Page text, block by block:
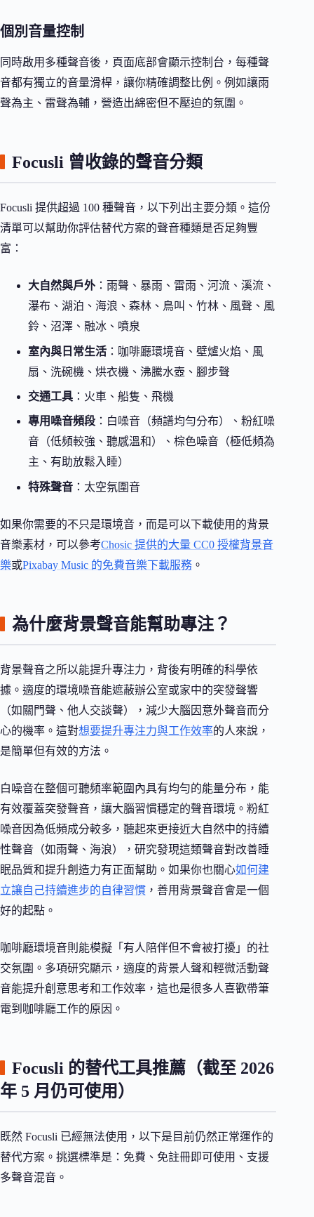
個別音量控制
同時啟用多種聲音後，頁面底部會顯示控制台，每種聲
音都有獨立的音量滑桿，讓你精確調整比例。例如讓雨
聲為主、雷聲為輔，營造出綿密但不壓迫的氛圍。
Focusli 曾收錄的聲音分類
Focusli 提供超過 100 種聲音，以下列出主要分類。這份
清單可以幫助你評估替代方案的聲音種類是否足夠豐
富：
大自然與戶外 ：雨聲、暴雨、雷雨、河流、溪流、
瀑布、湖泊、海浪、森林、鳥叫、竹林、風聲、風
鈴、沼澤、融冰、噴泉
室內與日常生活 ：咖啡廳環境音、壁爐火焰、風
扇、洗碗機、烘衣機、沸騰水壺、腳步聲
交通工具 ：火車、船隻、飛機
專用噪音頻段 ：白噪音（頻譜均勻分布）、粉紅噪
音（低頻較強、聽感溫和）、棕色噪音（極低頻為
主、有助放鬆入睡）
特殊聲音 ：太空氛圍音
如果你需要的不只是環境音，而是可以下載使用的背景
音樂素材，可以參考Chosic 提供的大量 CC0 授權背景音
樂或Pixabay Music 的免費音樂下載服務 。
為什麼背景聲音能幫助專注？
背景聲音之所以能提升專注力，背後有明確的科學依
據。適度的環境噪音能遮蔽辦公室或家中的突發聲響
（如關門聲、他人交談聲），減少大腦因意外聲音而分
心的機率。這對想要提升專注力與工作效率的人來說，
是簡單但有效的方法。
白噪音在整個可聽頻率範圍內具有均勻的能量分布，能
有效覆蓋突發聲音，讓大腦習慣穩定的聲音環境。粉紅
噪音因為低頻成分較多，聽起來更接近大自然中的持續
性聲音（如雨聲、海浪），研究發現這類聲音對改善睡
眠品質和提升創造力有正面幫助。如果你也關心如何建
立讓自己持續進步的自律習慣 ，善用背景聲音會是一個
好的起點。
咖啡廳環境音則能模擬「有人陪伴但不會被打擾」的社
交氛圍。多項研究顯示，適度的背景人聲和輕微活動聲
音能提升創意思考和工作效率，這也是很多人喜歡帶筆
電到咖啡廳工作的原因。
Focusli 的替代工具推薦（截至 2026
年 5 月仍可使用）
既然 Focusli 已經無法使用，以下是目前仍然正常運作的
替代方案。挑選標準是：免費、免註冊即可使用、支援
多聲音混音。